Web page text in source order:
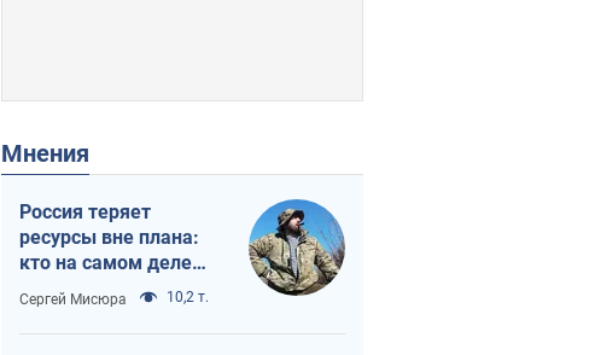
Мнения
Россия теряет
ресурсы вне плана:
кто на самом деле
диктует темп войны
Сергей Мисюра 10,2 т.